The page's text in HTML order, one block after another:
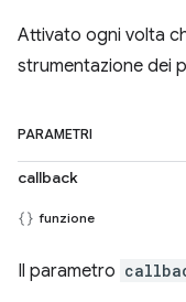
Attivato ogni volta
strumentazione dei
PARAMETRI
callback
funzione
Il parametro